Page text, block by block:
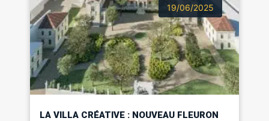
19/06/2025
LA VILLA CRÉATIVE : NOUVEAU FLEURON